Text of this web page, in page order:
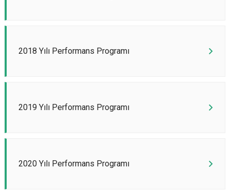
2018 Yılı Performans Programı
2019 Yılı Performans Programı
2020 Yılı Performans Programı